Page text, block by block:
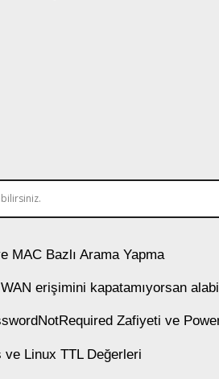
MAC Bazlı Arama Yapma
erişimini kapatamıyorsan
Zafiyeti ve
ve Linux TTL Değerleri